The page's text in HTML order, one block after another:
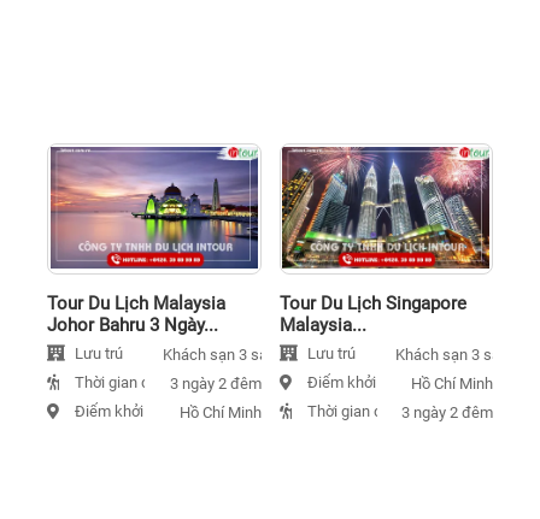
Tour Du Lịch Malaysia
Johor Bahru 3 Ngày...
Lưu trú
Khách sạn 3 sao
Thời gian đi
3 ngày 2 đêm
Điểm khởi hành Hồ Chí Minh
Tour Du Lịch Singapore
Malaysia...
Lưu trú
Khách sạn 3 sao
Điểm khởi hànhHồ Chí Minh
Thời gian đi
3 ngày 2 đêm